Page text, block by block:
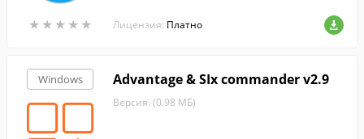
★ ★ ★ ★ ★
★ ★ ★ ★ ★
ля решения самых разных задач.
Лицензия: Платно
Windows Advantage & SIx commander v2.9
Версия: (0.98 МБ)